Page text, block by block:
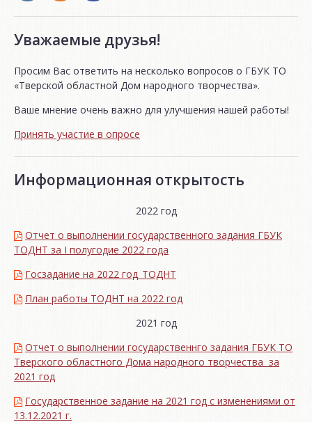
Уважаемые друзья!
Просим Вас ответить на несколько вопросов о ГБУК ТО
«Тверской областной Дом народного творчества».
Ваше мнение очень важно для улучшения нашей работы!
Принять участие в опросе
Информационная открытость
2022 год
Отчет о выполнении государственного задания ГБУК
ТОДНТ за I полугодие 2022 года
Госзадание на 2022 год_ТОДНТ
План работы ТОДНТ на 2022 год
2021 год
Отчет о выполнении государственнго задания ГБУК ТО
Тверского областного Дома народного творчества за
2021 год
Государственное задание на 2021 год с изменениями от
13.12.2021 г.